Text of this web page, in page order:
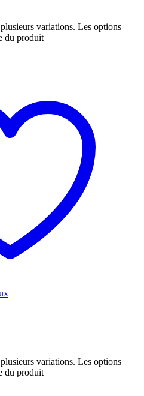
variations. Les options
du produit
variations. Les options
du produit